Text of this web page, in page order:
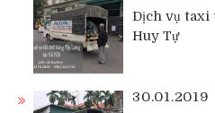
Dịch vụ taxi
Huy Tự
30.01.2019